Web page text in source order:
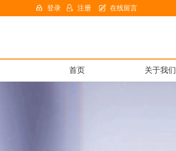
在线留言
登录 注册
首页 关于我们